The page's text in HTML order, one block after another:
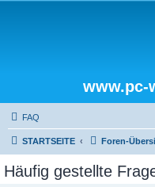
www.pc-
FAQ
STARTSEITE Foren-
Häufig gestellte